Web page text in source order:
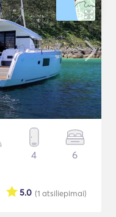
4 6
(1 atsiliepimai)
5.0